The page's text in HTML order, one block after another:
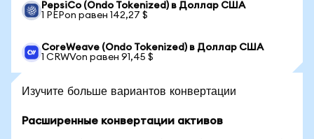
PepsiCo (Ondo Tokenized) в Доллар США
1 PEPon равен 142,27 $
CoreWeave (Ondo Tokenized) в Доллар США
1 CRWVon равен 91,45 $
Изучите больше вариантов конвертации
Расширенные конвертации активов